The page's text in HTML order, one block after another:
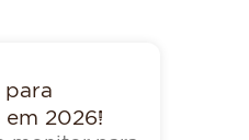
para
2026!